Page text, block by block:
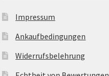
Impressum
Ankaufbedingungen
Widerrufsbelehrung